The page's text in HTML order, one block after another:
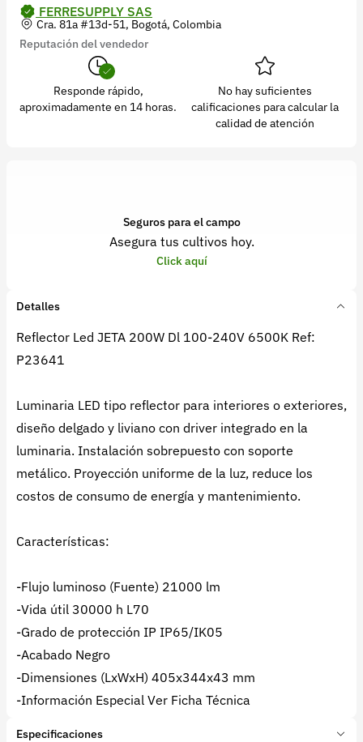
FERRESUPPLY SAS
Cra. 81a #13d-51, Bogotá, Colombia
Reputación del vendedor
Responde rápido,
aproximadamente en 14 horas.
No hay suficientes
calificaciones para calcular la
calidad de atención
Seguros para el campo
Asegura tus cultivos hoy.
Click aquí
Detalles
Reflector Led JETA 200W Dl 100-240V 6500K Ref:
P23641
Luminaria LED tipo reflector para interiores o exteriores,
diseño delgado y liviano con driver integrado en la
luminaria. Instalación sobrepuesto con soporte
metálico. Proyección uniforme de la luz, reduce los
costos de consumo de energía y mantenimiento.
Características:
-Flujo luminoso (Fuente) 21000 lm
-Vida útil 30000 h L70
-Grado de protección IP IP65/IK05
-Acabado Negro
-Dimensiones (LxWxH) 405x344x43 mm
-Información Especial Ver Ficha Técnica
Especificaciones